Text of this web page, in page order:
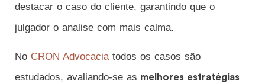
destacar o caso do cliente, garantindo que o
julgador o analise com mais calma.
No CRON Advocaciatodos os casos são
estudados, avaliando-se as melhores estratégias